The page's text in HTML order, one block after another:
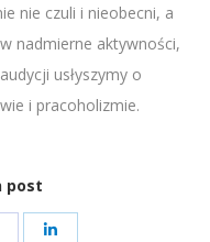
nie czuli i nieobecni, a
nadmierne aktywności,
usłyszymy o
i pracoholizmie.
post
Share